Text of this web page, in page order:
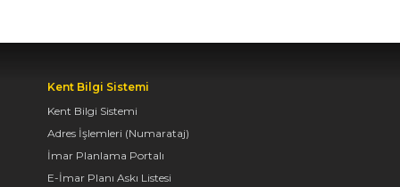
Kent Bilgi Sistemi
Kent Bilgi Sistemi
Adres İşlemleri (Numarataj)
İmar Planlama Portalı
E-İmar Planı Askı Listesi